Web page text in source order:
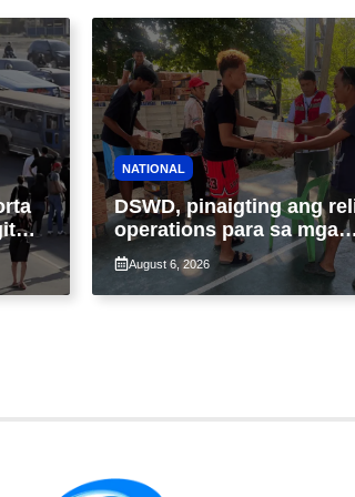
NATIONAL
DSWD, pinaigting ang
operations para sa mga
apektado ng habagat at
Bagyong Luis, Maymay
August 6, 2026